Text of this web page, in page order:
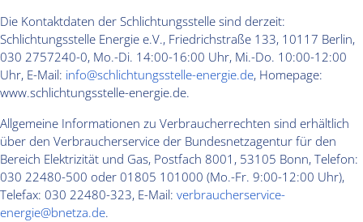
Die Kontaktdaten der Schlichtungsstelle sind derzeit:
Schlichtungsstelle Energie e.V., Friedrichstraße 133, 10117 Berlin,
030 2757240-0, Mo.-Di. 14:00-16:00 Uhr, Mi.-Do. 10:00-12:00
Uhr, E-Mail: info@schlichtungsstelle-energie.de, Homepage:
www.schlichtungsstelle-energie.de.
Allgemeine Informationen zu Verbraucherrechten sind erhältlich
über den Verbraucherservice der Bundesnetzagentur für den
Bereich Elektrizität und Gas, Postfach 8001, 53105 Bonn, Telefon:
030 22480-500 oder 01805 101000 (Mo.-Fr. 9:00-12:00 Uhr),
Telefax: 030 22480-323, E-Mail: verbraucherservice-
energie@bnetza.de.